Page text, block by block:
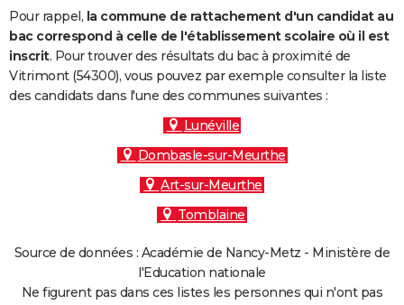
S'inscrire
Se connecter
Lycées
Collèges
Primaires
Universités
Entreprises
Service militaire
Avis de recherche
AVIS DE DÉCÈS
FORUM
Pour rappel, la commune de rattachement d'un candidat au
bac correspond à celle de l'établissement scolaire où il est
inscrit. Pour trouver des résultats du bac à proximité de
Vitrimont (54300), vous pouvez par exemple consulter la liste
des candidats dans l'une des communes suivantes :
Lunéville
Dombasle-sur-Meurthe
Art-sur-Meurthe
Tomblaine
Source de données : Académie de Nancy-Metz - Ministère de
l'Education nationale
Ne figurent pas dans ces listes les personnes qui n'ont pas